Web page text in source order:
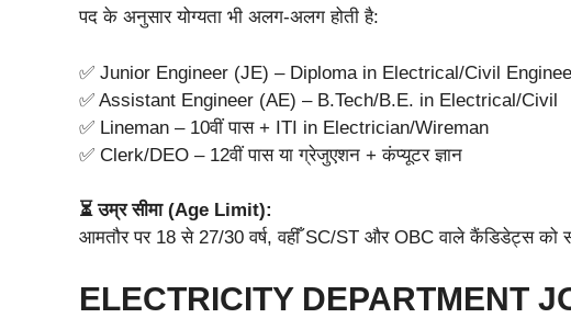
पद के अनुसार योग्यता भी अलग-अलग होती है:
✅ Junior Engineer (JE) – Diploma in Electrical/Civil
✅ Assistant Engineer (AE) – B.Tech/B.E. in Electrical/Civil
✅ Lineman – 10वीं पास + ITI in Electrician/Wireman
✅ Clerk/DEO – 12वीं पास या ग्रेजुएशन + कंप्यूटर ज्ञान
⏳ उम्र सीमा (Age Limit):
आमतौर पर 18 से 27/30 वर्ष, वहीँ SC/ST और OBC वाले कैंडिडेट्स को
ELECTRICITY DEPARTMENT